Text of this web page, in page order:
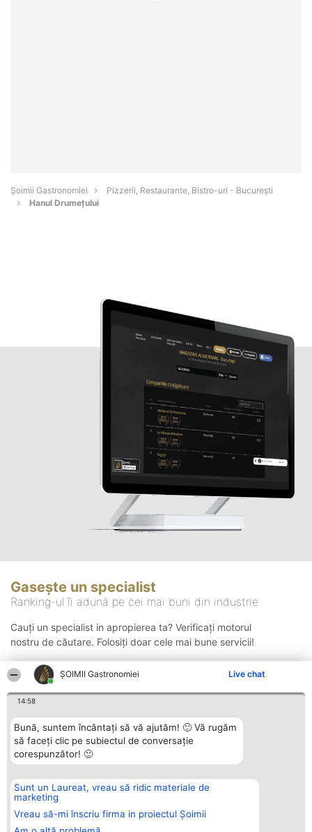
ȘOIMII Gastronomiei Live chat
14:58
Bună, suntem încântați să vă ajutăm! 🙂 Vă rugăm
să faceți clic pe subiectul de conversație
corespunzător! 🙂
Sunt un Laureat, vreau să ridic materiale de
marketing
Vreau să-mi înscriu firma in proiectul Șoimii
Șoimii Gastronomiei
Pizzerii, Restaurante, Bistro-uri - Bucureşti
Hanul Drumețului
Gasește un specialist
Ranking-ul îi adună pe cei mai buni din industrie
Cauți un specialist in apropierea ta? Verificați motorul
nostru de căutare. Folosiți doar cele mai bune servicii!
Organizator Ranking
BRIGHT SOLUTIONS BR SRL
Aleea Timisul De Sus 2 Bl. A30
Sc. A Et. 4 Ap. 13 Cod 061952
București
Plebiscyt
Lista Tuturor
Laureaților
Contact